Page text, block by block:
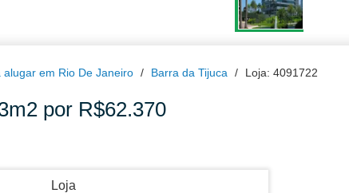
alugar em Rio De Janeiro Barra da Tijuca Loja: 4091722
por R$62.370
Loja